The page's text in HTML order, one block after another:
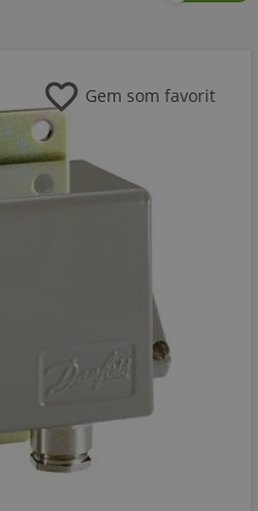
favorite Gem som favorit